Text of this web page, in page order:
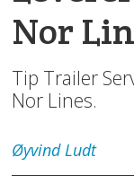
Nor
Tip Trailer
Nor Lines.
Øyvind Ludt